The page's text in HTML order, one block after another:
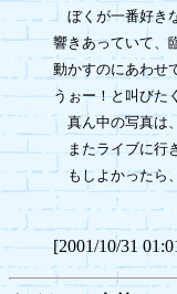
ぼくが一番好きな
響きあっていて、
動かすのにあわせ
うぉー！と叫びた
真ん中の写真は
またライブに行
もしよかったら、
[2001/10/31